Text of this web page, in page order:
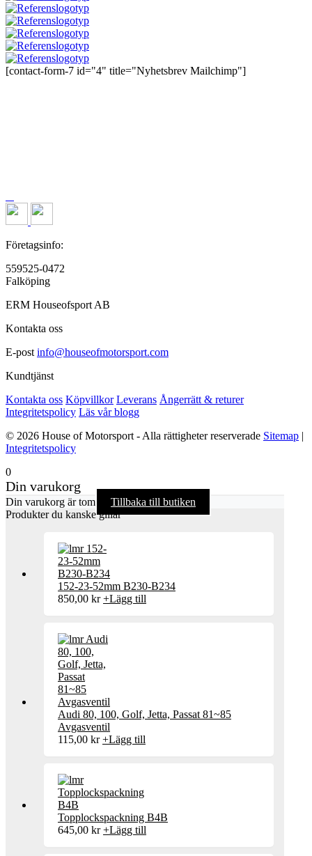
[contact-form-7 id="4" title="Nyhetsbrev Mailchimp"]
Företagsinfo:
559525-0472
Falköping
ERM Houseofsport AB
Kontakta oss
E-post info@houseofmotorsport.com
Kundtjänst
Kontakta oss Köpvillkor Leverans Ångerrätt & returer
Integritetspolicy Läs vår blogg
© 2026 House of Motorsport - Alla rättigheter reserverade Sitemap |
Integritetspolicy
0
Din varukorg
Din varukorg är tom
Tillbaka till butiken
Produkter du kanske gillar
152-23-52mm B230-B234
850,00 kr +Lägg till
Audi 80, 100, Golf, Jetta, Passat 81~85
Avgasventil
115,00 kr +Lägg till
Topplockspackning B4B
645,00 kr +Lägg till